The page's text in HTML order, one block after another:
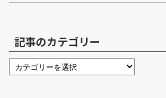
記事のカテゴリー